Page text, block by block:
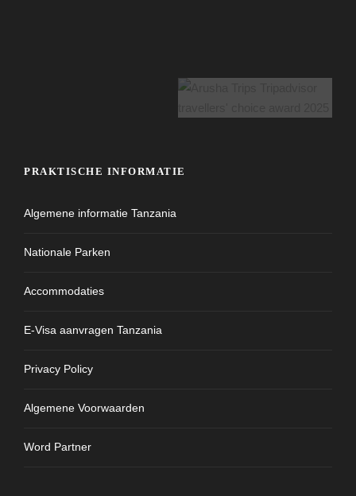
PRAKTISCHE INFORMATIE
Algemene informatie Tanzania
Nationale Parken
Accommodaties
E-Visa aanvragen Tanzania
Privacy Policy
Algemene Voorwaarden
Word Partner